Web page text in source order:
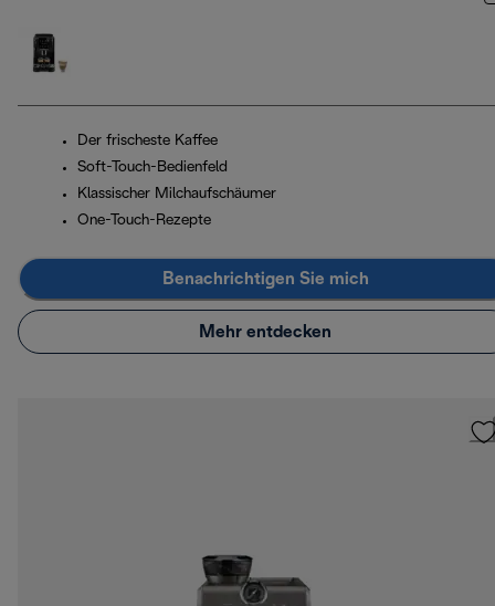
Der frischeste Kaffee
Soft-Touch-Bedienfeld
Klassischer Milchaufschäumer
One-Touch-Rezepte
Benachrichtigen Sie mich
Mehr entdecken